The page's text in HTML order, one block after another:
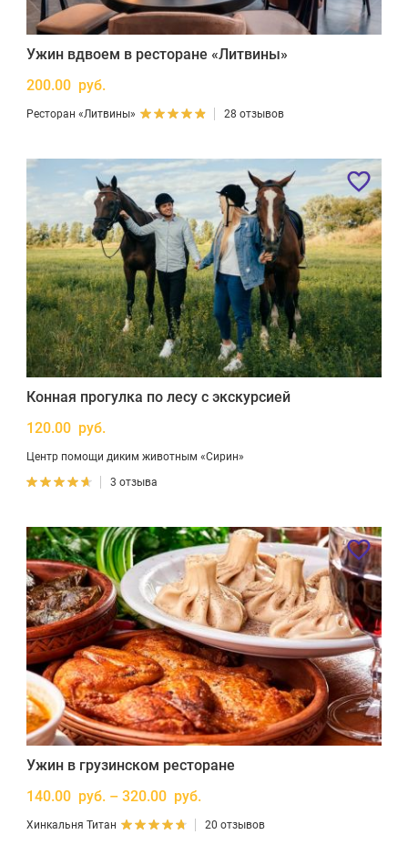
Ужин вдвоем в ресторане «Литвины»
200.00 руб.
Ресторан «Литвины» 28 отзывов
Конная прогулка по лесу с экскурсией
120.00 руб.
Центр помощи диким животным «Сирин»
3 отзыва
Ужин в грузинском ресторане
140.00 руб. – 320.00 руб.
Хинкальня Титан 20 отзывов